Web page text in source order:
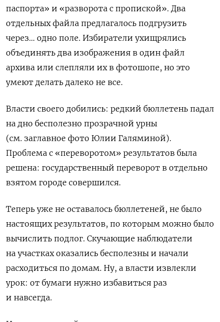
паспорта» и «разворота с пропиской». Два
отдельных файла предлагалось подгрузить
через… одно поле. Избиратели ухищрялись
объединять два изображения в один файл
архива или слепляли их в фотошопе, но это
умеют делать далеко не все.
Власти своего добились: редкий бюллетень падал
на дно бесполезно прозрачной урны
(см. заглавное фото Юлии Галяминой).
Проблема с «переворотом» результатов была
решена: государственный переворот в отдельно
взятом городе совершился.
Теперь уже не оставалось бюллетеней, не было
настоящих результатов, по которым можно было
вычислить подлог. Скучающие наблюдатели
на участках оказались бесполезны и начали
расходиться по домам. Ну, а власти извлекли
урок: от бумаги нужно избавиться раз
и навсегда.